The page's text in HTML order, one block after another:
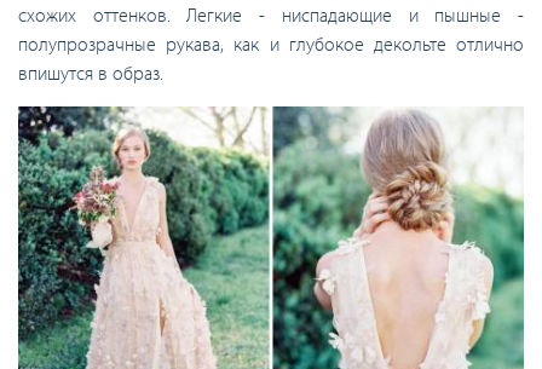
схожих оттенков. Легкие - ниспадающие и пышные -
полупрозрачные рукава, как и глубокое декольте отлично
впишутся в образ.